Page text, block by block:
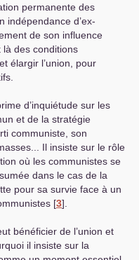
permanente des
indépendance d’ex­
de son influence
des conditions
élargir l’union, pour
d’inquiétude sur les
et de la stratégie
communiste, son
Il insiste sur le rôle
où les communistes se
dans le cas de la
pour sa survie face à un
[3]
bénéficier de l’union et
il insiste sur la